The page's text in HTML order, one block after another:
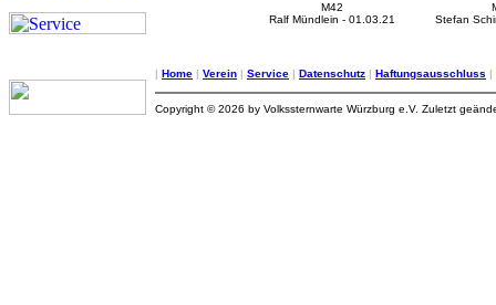
M42
Ralf Mündlein - 01.03.21
Stefan
| Home | Verein | Service | Datenschutz | Haftungsausschluss |
Copyright © 2026 by Volkssternwarte Würzburg e.V. Zuletzt